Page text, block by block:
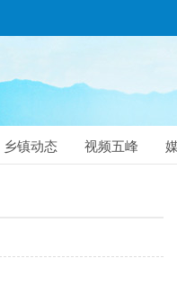
乡镇动态 视频五峰